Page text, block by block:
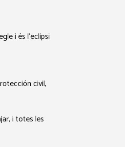
i és l’eclipsi
civil,
i totes les